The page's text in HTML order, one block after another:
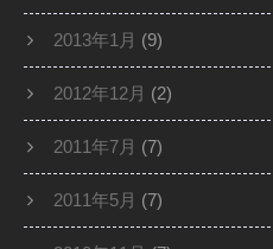
2013年1月 (9)
2012年12月 (2)
2011年7月 (7)
2011年5月 (7)